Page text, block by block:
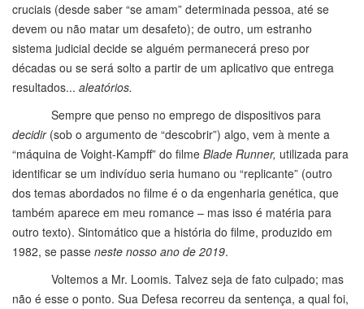
cruciais (desde saber “se amam” determinada pessoa, até se
devem ou não matar um desafeto); de outro, um estranho
sistema judicial decide se alguém permanecerá preso por
décadas ou se será solto a partir de um aplicativo que entrega
resultados... aleatórios.
Sempre que penso no emprego de dispositivos para
decidir (sob o argumento de “descobrir”) algo, vem à mente a
“máquina de Voight-Kampff” do filme Blade Runner, utilizada para
identificar se um indivíduo seria humano ou “replicante” (outro
dos temas abordados no filme é o da engenharia genética, que
também aparece em meu romance – mas isso é matéria para
outro texto). Sintomático que a história do filme, produzido em
1982, se passe neste nosso ano de 2019.
Voltemos a Mr. Loomis. Talvez seja de fato culpado; mas
não é esse o ponto. Sua Defesa recorreu da sentença, a qual foi,